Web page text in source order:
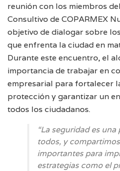
reunión con los miembros
Consultivo de COPARMEX
objetivo de dialogar sobre
que enfrenta la ciudad en
Durante este encuentro, el
importancia de trabajar en
empresarial para fortalecer
protección y garantizar un
todos los ciudadanos.
“La seguridad es
todos, y
importantes para
estrategias como el